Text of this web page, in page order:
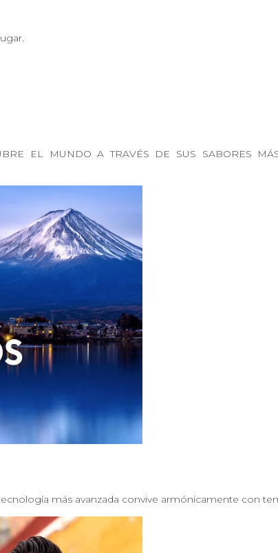
EL MUNDO A TRAVÉS DE SUS SABORES
más avanzada convive armónicamente con